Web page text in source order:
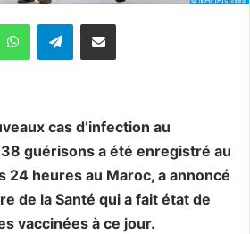
WhatsApp Telegram
cas d’infection au
guérisons a été enregistré au
24 heures au Maroc, a annoncé
de la Santé qui a fait état de
vaccinées à ce jour.